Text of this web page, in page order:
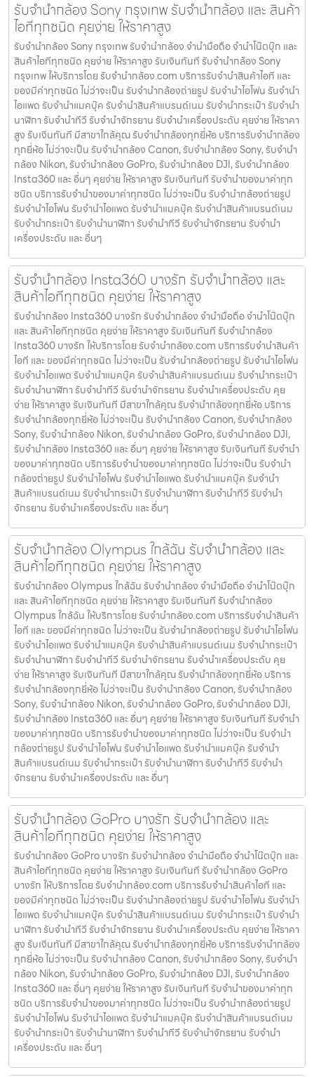
รับจำนำกล้อง Sony กรุงเทพ รับจํานํากล้อง และ สินค้า
ไอทีทุกชนิด คุยง่าย ให้ราคาสูง
รับจำนำกล้อง Sony กรุงเทพ รับจํานํากล้อง จำนำมือถือ จำนำโน๊ตบุ๊ก และ
สินค้าไอทีทุกชนิด คุยง่าย ให้ราคาสูง รับเงินทันที รับจำนำกล้อง Sony
กรุงเทพ ให้บริการโดย รับจํานํากล้อง.com บริการรับจํานําสินค้าไอที และ
ของมีค่าทุกชนิด ไม่ว่าจะเป็น รับจํานํากล้องถ่ายรูป รับจํานําไอโฟน รับจํานํา
ไอแพด รับจํานําแมคบุ๊ค รับจํานําสินค้าแบรนด์เนม รับจํานํากระเป๋า รับจํานํา
นาฬิกา รับจํานําทีวี รับจํานําจักรยาน รับจํานําเครื่องประดับ คุยง่าย ให้ราคา
สูง รับเงินทันที มีสาขาใกล้คุณ รับจำนำกล้องทุกยี่ห้อ บริการรับจำนำกล้อง
ทุกยี่ห้อ ไม่ว่าจะเป็น รับจำนำกล้อง Canon, รับจำนำกล้อง Sony, รับจำนำ
กล้อง Nikon, รับจำนำกล้อง GoPro, รับจำนำกล้อง DJI, รับจำนำกล้อง
Insta360 และ อื่นๆ คุยง่าย ให้ราคาสูง รับเงินทันที รับจำนำของมาค่าทุก
ชนิด บริการรับจำนำของมาค่าทุกชนิด ไม่ว่าจะเป็น รับจํานํากล้องถ่ายรูป
รับจํานําไอโฟน รับจํานําไอแพด รับจํานําแมคบุ๊ค รับจํานําสินค้าแบรนด์เนม
รับจํานํากระเป๋า รับจํานํานาฬิกา รับจํานําทีวี รับจํานําจักรยาน รับจํานํา
เครื่องประดับ และ อื่นๆ
รับจำนำกล้อง Insta360 บางรัก รับจํานํากล้อง และ
สินค้าไอทีทุกชนิด คุยง่าย ให้ราคาสูง
รับจำนำกล้อง Insta360 บางรัก รับจํานํากล้อง จำนำมือถือ จำนำโน๊ตบุ๊ก
และ สินค้าไอทีทุกชนิด คุยง่าย ให้ราคาสูง รับเงินทันที รับจำนำกล้อง
Insta360 บางรัก ให้บริการโดย รับจํานํากล้อง.com บริการรับจํานําสินค้า
ไอที และ ของมีค่าทุกชนิด ไม่ว่าจะเป็น รับจํานํากล้องถ่ายรูป รับจํานําไอโฟน
รับจํานําไอแพด รับจํานําแมคบุ๊ค รับจํานําสินค้าแบรนด์เนม รับจํานํากระเป๋า
รับจํานํานาฬิกา รับจํานําทีวี รับจํานําจักรยาน รับจํานําเครื่องประดับ คุย
ง่าย ให้ราคาสูง รับเงินทันที มีสาขาใกล้คุณ รับจำนำกล้องทุกยี่ห้อ บริการ
รับจำนำกล้องทุกยี่ห้อ ไม่ว่าจะเป็น รับจำนำกล้อง Canon, รับจำนำกล้อง
Sony, รับจำนำกล้อง Nikon, รับจำนำกล้อง GoPro, รับจำนำกล้อง DJI,
รับจำนำกล้อง Insta360 และ อื่นๆ คุยง่าย ให้ราคาสูง รับเงินทันที รับจำนำ
ของมาค่าทุกชนิด บริการรับจำนำของมาค่าทุกชนิด ไม่ว่าจะเป็น รับจํานํา
กล้องถ่ายรูป รับจํานําไอโฟน รับจํานําไอแพด รับจํานําแมคบุ๊ค รับจํานํา
สินค้าแบรนด์เนม รับจํานํากระเป๋า รับจํานํานาฬิกา รับจํานําทีวี รับจํานํา
จักรยาน รับจํานําเครื่องประดับ และ อื่นๆ
รับจํานํากล้อง Olympus ใกล้ฉัน รับจํานํากล้อง และ
สินค้าไอทีทุกชนิด คุยง่าย ให้ราคาสูง
รับจํานํากล้อง Olympus ใกล้ฉัน รับจํานํากล้อง จำนำมือถือ จำนำโน๊ตบุ๊ก
และ สินค้าไอทีทุกชนิด คุยง่าย ให้ราคาสูง รับเงินทันที รับจํานํากล้อง
Olympus ใกล้ฉัน ให้บริการโดย รับจํานํากล้อง.com บริการรับจํานําสินค้า
ไอที และ ของมีค่าทุกชนิด ไม่ว่าจะเป็น รับจํานํากล้องถ่ายรูป รับจํานําไอโฟน
รับจํานําไอแพด รับจํานําแมคบุ๊ค รับจํานําสินค้าแบรนด์เนม รับจํานํากระเป๋า
รับจํานํานาฬิกา รับจํานําทีวี รับจํานําจักรยาน รับจํานําเครื่องประดับ คุย
ง่าย ให้ราคาสูง รับเงินทันที มีสาขาใกล้คุณ รับจำนำกล้องทุกยี่ห้อ บริการ
รับจำนำกล้องทุกยี่ห้อ ไม่ว่าจะเป็น รับจำนำกล้อง Canon, รับจำนำกล้อง
Sony, รับจำนำกล้อง Nikon, รับจำนำกล้อง GoPro, รับจำนำกล้อง DJI,
รับจำนำกล้อง Insta360 และ อื่นๆ คุยง่าย ให้ราคาสูง รับเงินทันที รับจำนำ
ของมาค่าทุกชนิด บริการรับจำนำของมาค่าทุกชนิด ไม่ว่าจะเป็น รับจํานํา
กล้องถ่ายรูป รับจํานําไอโฟน รับจํานําไอแพด รับจํานําแมคบุ๊ค รับจํานํา
สินค้าแบรนด์เนม รับจํานํากระเป๋า รับจํานํานาฬิกา รับจํานําทีวี รับจํานํา
จักรยาน รับจํานําเครื่องประดับ และ อื่นๆ
รับจำนำกล้อง GoPro บางรัก รับจํานํากล้อง และ
สินค้าไอทีทุกชนิด คุยง่าย ให้ราคาสูง
รับจำนำกล้อง GoPro บางรัก รับจํานํากล้อง จำนำมือถือ จำนำโน๊ตบุ๊ก และ
สินค้าไอทีทุกชนิด คุยง่าย ให้ราคาสูง รับเงินทันที รับจำนำกล้อง GoPro
บางรัก ให้บริการโดย รับจํานํากล้อง.com บริการรับจํานําสินค้าไอที และ
ของมีค่าทุกชนิด ไม่ว่าจะเป็น รับจํานํากล้องถ่ายรูป รับจํานําไอโฟน รับจํานํา
ไอแพด รับจํานําแมคบุ๊ค รับจํานําสินค้าแบรนด์เนม รับจํานํากระเป๋า รับจํานํา
นาฬิกา รับจํานําทีวี รับจํานําจักรยาน รับจํานําเครื่องประดับ คุยง่าย ให้ราคา
สูง รับเงินทันที มีสาขาใกล้คุณ รับจำนำกล้องทุกยี่ห้อ บริการรับจำนำกล้อง
ทุกยี่ห้อ ไม่ว่าจะเป็น รับจำนำกล้อง Canon, รับจำนำกล้อง Sony, รับจำนำ
กล้อง Nikon, รับจำนำกล้อง GoPro, รับจำนำกล้อง DJI, รับจำนำกล้อง
Insta360 และ อื่นๆ คุยง่าย ให้ราคาสูง รับเงินทันที รับจำนำของมาค่าทุก
ชนิด บริการรับจำนำของมาค่าทุกชนิด ไม่ว่าจะเป็น รับจํานํากล้องถ่ายรูป
รับจํานําไอโฟน รับจํานําไอแพด รับจํานําแมคบุ๊ค รับจํานําสินค้าแบรนด์เนม
รับจํานํากระเป๋า รับจํานํานาฬิกา รับจํานําทีวี รับจํานําจักรยาน รับจํานํา
เครื่องประดับ และ อื่นๆ